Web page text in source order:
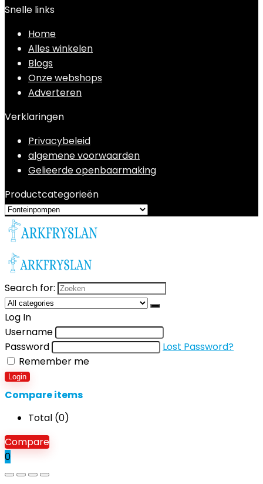
Snelle links
Home
Alles winkelen
Blogs
Onze webshops
Adverteren
Verklaringen
Privacybeleid
algemene voorwaarden
Gelieerde openbaarmaking
Productcategorieën
Search for:
Log In
Username
Password
Lost Password?
Remember me
Login
Compare items
Total (0)
Compare
0